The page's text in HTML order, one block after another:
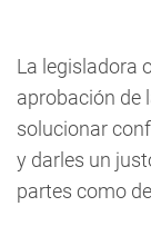
La legisladora
aprobación de
solucionar
y darles un
partes como